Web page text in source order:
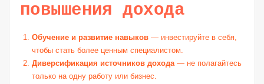
повышения дохода
Обучение и развитие навыков— инвестируйте в себя,
чтобы стать более ценным специалистом.
Диверсификация источников дохода— не полагайтесь
только на одну работу или бизнес.